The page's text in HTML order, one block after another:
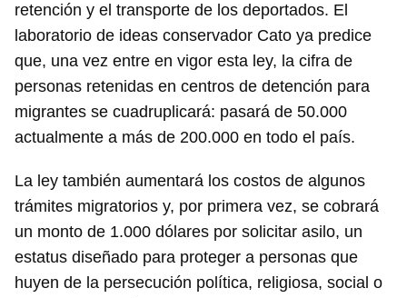
retención y el transporte de los deportados. El
laboratorio de ideas conservador Cato ya predice
que, una vez entre en vigor esta ley, la cifra de
personas retenidas en centros de detención para
migrantes se cuadruplicará: pasará de 50.000
actualmente a más de 200.000 en todo el país.
La ley también aumentará los costos de algunos
trámites migratorios y, por primera vez, se cobrará
un monto de 1.000 dólares por solicitar asilo, un
estatus diseñado para proteger a personas que
huyen de la persecución política, religiosa, social o